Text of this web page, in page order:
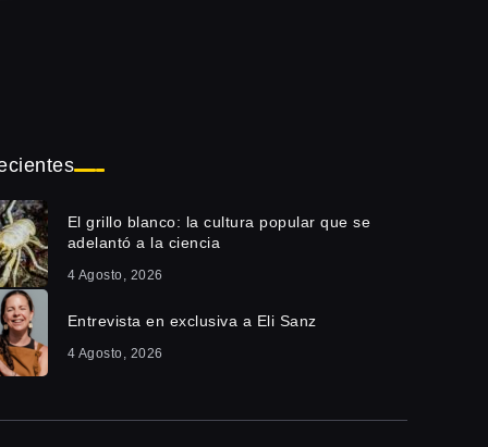
El grillo blanco: la cultura popular que se
adelantó a la ciencia
4 Agosto, 2026
Entrevista en exclusiva a Eli Sanz
4 Agosto, 2026